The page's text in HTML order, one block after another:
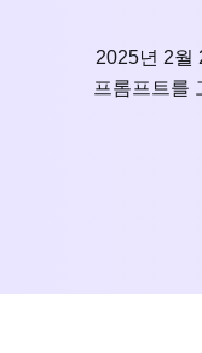
2025년 2월
프롬프트를